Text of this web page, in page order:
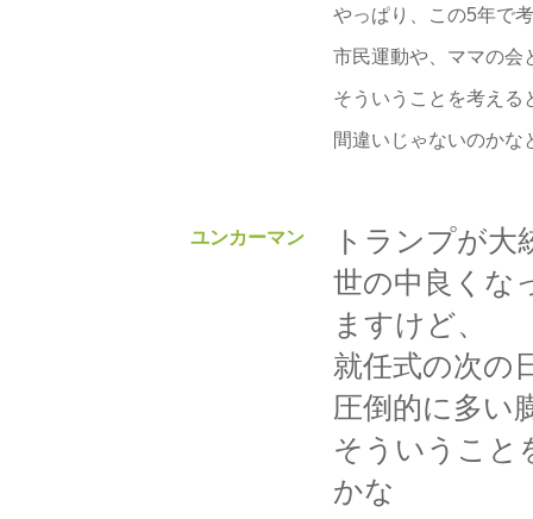
やっぱり、この5年で
市民運動や、ママの会
そういうことを考える
間違いじゃないのか
ユンカーマン
トランプが
世の中良くな
ますけど、
就任式の次の
圧倒的に多い
そういうこと
かな